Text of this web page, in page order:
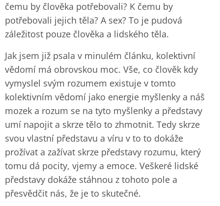
čemu by člověka potřebovali? K čemu by
potřebovali jejich těla? A sex? To je pudová
záležitost pouze člověka a lidského těla.
Jak jsem již psala v minulém článku, kolektivní
vědomí má obrovskou moc. Vše, co člověk kdy
vymyslel svým rozumem existuje v tomto
kolektivním vědomí jako energie myšlenky a náš
mozek a rozum se na tyto myšlenky a představy
umí napojit a skrze tělo to zhmotnit. Tedy skrze
svou vlastní představu a víru v to to dokáže
prožívat a zažívat skrze představy rozumu, který
tomu dá pocity, vjemy a emoce. Veškeré lidské
představy dokáže stáhnou z tohoto pole a
přesvědčit nás, že je to skutečné.